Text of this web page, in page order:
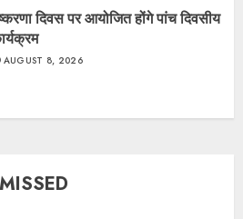
दिवस पर आयोजित होंगे पांच दिवसीय
AUGUST 8, 2026